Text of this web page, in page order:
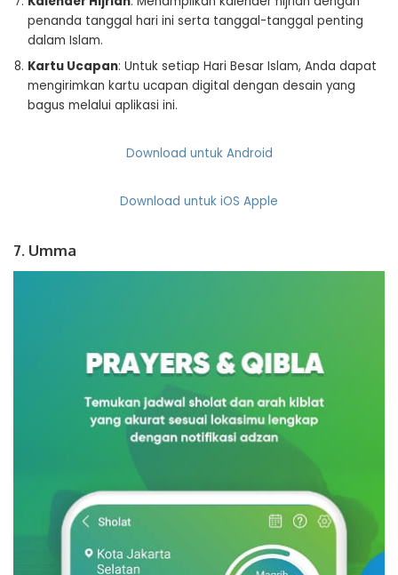
penanda tanggal hari ini serta tanggal-tanggal penting
dalam Islam.
Kartu Ucapan: Untuk setiap Hari Besar Islam, Anda dapat
mengirimkan kartu ucapan digital dengan desain yang
bagus melalui aplikasi ini.
Download untuk Android
Download untuk iOS Apple
7. Umma